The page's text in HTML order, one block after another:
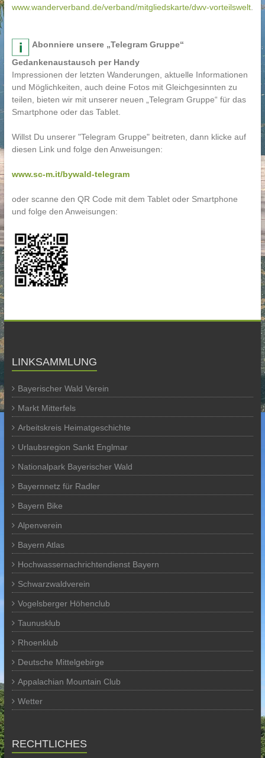
www.wanderverband.de/verband/mitgliedskarte/dwv-vorteilswelt.
Abonniere unsere „Telegram Gruppe“
Gedankenaustausch per Handy
Impressionen der letzten Wanderungen, aktuelle Informationen
und Möglichkeiten, auch deine Fotos mit Gleichgesinnten zu
teilen, bieten wir mit unserer neuen „Telegram Gruppe“ für das
Smartphone oder das Tablet.
Willst Du unserer "Telegram Gruppe" beitreten, dann klicke auf
diesen Link und folge den Anweisungen:
www.sc-m.it/bywald-telegram
oder scanne den QR Code mit dem Tablet oder Smartphone
und folge den Anweisungen:
LINKSAMMLUNG
Bayerischer Wald Verein
Markt Mitterfels
Arbeitskreis Heimatgeschichte
Urlaubsregion Sankt Englmar
Nationalpark Bayerischer Wald
Bayernnetz für Radler
Bayern Bike
Alpenverein
Bayern Atlas
Hochwassernachrichtendienst Bayern
Schwarzwaldverein
Vogelsberger Höhenclub
Taunusklub
Rhoenklub
Deutsche Mittelgebirge
Appalachian Mountain Club
Wetter
RECHTLICHES